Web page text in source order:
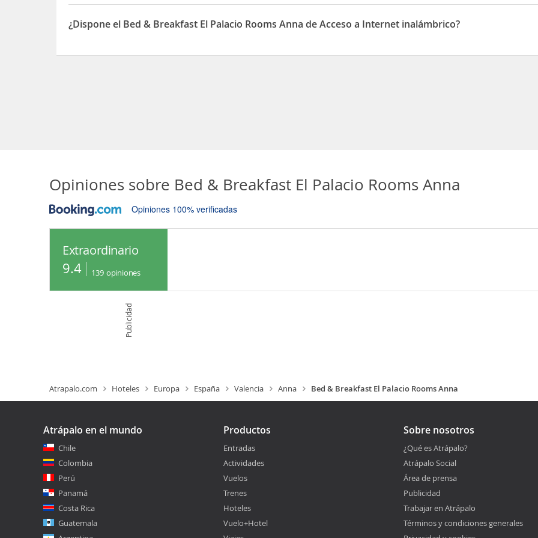
El Bed & Breakfast El Palacio Rooms Anna está situado en 2 Calle Artista Sanz
¿Dispone el Bed & Breakfast El Palacio Rooms Anna de Acceso a Internet inalámbrico?
Opiniones sobre Bed & Breakfast El Palacio Rooms Anna
Opiniones 100% verificadas
Extraordinario
9.4 139 opiniones
Publicidad
Atrapalo.com Hoteles Europa España Valencia Anna Bed & Breakfast El Palacio Rooms Anna
Atrápalo en el mundo
Chile
Colombia
Perú
Panamá
Costa Rica
Guatemala
Productos
Entradas
Actividades
Vuelos
Trenes
Hoteles
Vuelo+Hotel
Sobre nosotros
¿Qué es Atrápalo?
Atrápalo Social
Área de prensa
Publicidad
Trabajar en Atrápalo
Términos y condiciones generales